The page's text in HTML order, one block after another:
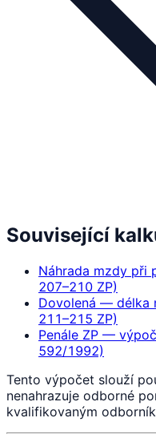
Související
Náhrada mzdy při
207–210 ZP)
Dovolená — délka
211–215 ZP)
Penále ZP —
592/1992)
Tento výpočet slouží
nenahrazuje odborné
kvalifikovaným